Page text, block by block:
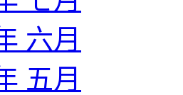
六月
五月